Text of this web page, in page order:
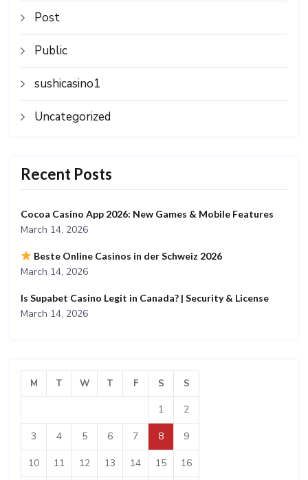
Post
Public
sushicasino1
Uncategorized
Recent Posts
Cocoa Casino App 2026: New Games & Mobile Features
March 14, 2026
Beste Online Casinos in der Schweiz 2026
March 14, 2026
Is Supabet Casino Legit in Canada? | Security & License
March 14, 2026
M T W T F S S
1 2
3 4 5 6 7 8 9
10 11 12 13 14 15 16